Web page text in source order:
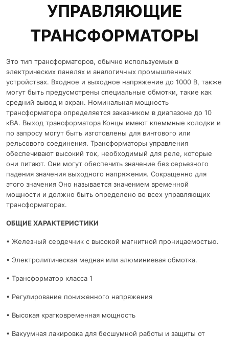
УПРАВЛЯЮЩИЕ
ТРАНСФОРМАТОРЫ
Это тип трансформаторов, обычно используемых в
электрических панелях и аналогичных промышленных
устройствах. Входное и выходное напряжение до 1000 В, также
могут быть предусмотрены специальные обмотки, такие как
средний вывод и экран. Номинальная мощность
трансформатора определяется заказчиком в диапазоне до 10
кВА. Выход трансформатора Концы имеют клеммные колодки и
по запросу могут быть изготовлены для винтового или
рельсового соединения. Трансформаторы управления
обеспечивают высокий ток, необходимый для реле, которые
они питают. Они могут обеспечить значение без серьезного
падения значения выходного напряжения. Сокращенно для
этого значения Оно называется значением временной
мощности и должно быть определено во всех управляющих
трансформаторах.
ОБЩИЕ ХАРАКТЕРИСТИКИ
• Железный сердечник с высокой магнитной проницаемостью.
• Электролитическая медная или алюминиевая обмотка.
• Трансформатор класса 1
• Регулирование пониженного напряжения
• Высокая кратковременная мощность
• Вакуумная лакировка для бесшумной работы и защиты от